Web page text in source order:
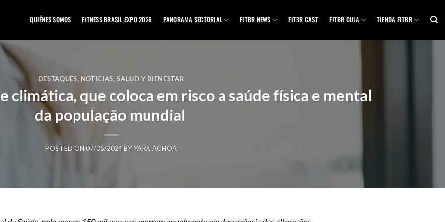
QUIÉNES SOMOS FITNESS BRASIL EXPO 2026 PANORAMA SECTORIAL FITBR NEWS FITBR CAST FITBR GUIA TIENDA FITBR
DESTAQUES, NOTICIAS,SALUD Y BIENESTAR
climática, que coloca em risco a saúde física e mental
da população mundial
POSTED ON 07/05/2024 BYYARA ACHOA